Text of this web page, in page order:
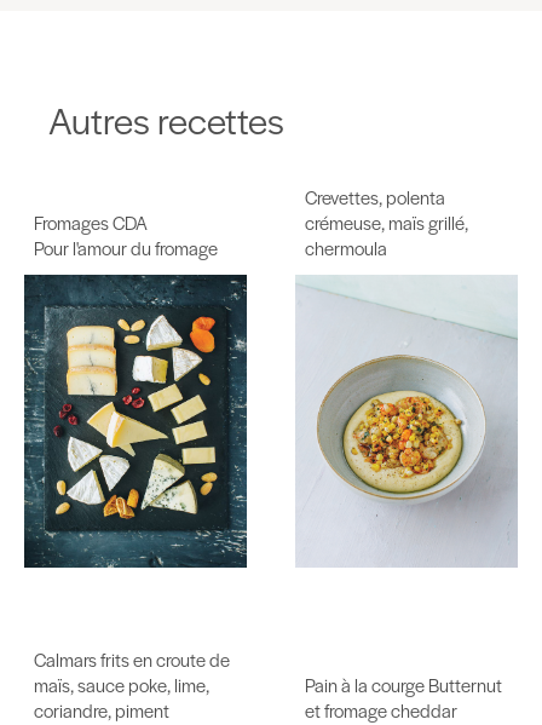
Autres recettes
Fromages CDA
Pour l'amour du fromage
Crevettes, polenta
crémeuse, maïs grillé,
chermoula
Calmars frits en croute de
maïs, sauce poke, lime,
coriandre, piment
Pain à la courge Butternut
et fromage cheddar